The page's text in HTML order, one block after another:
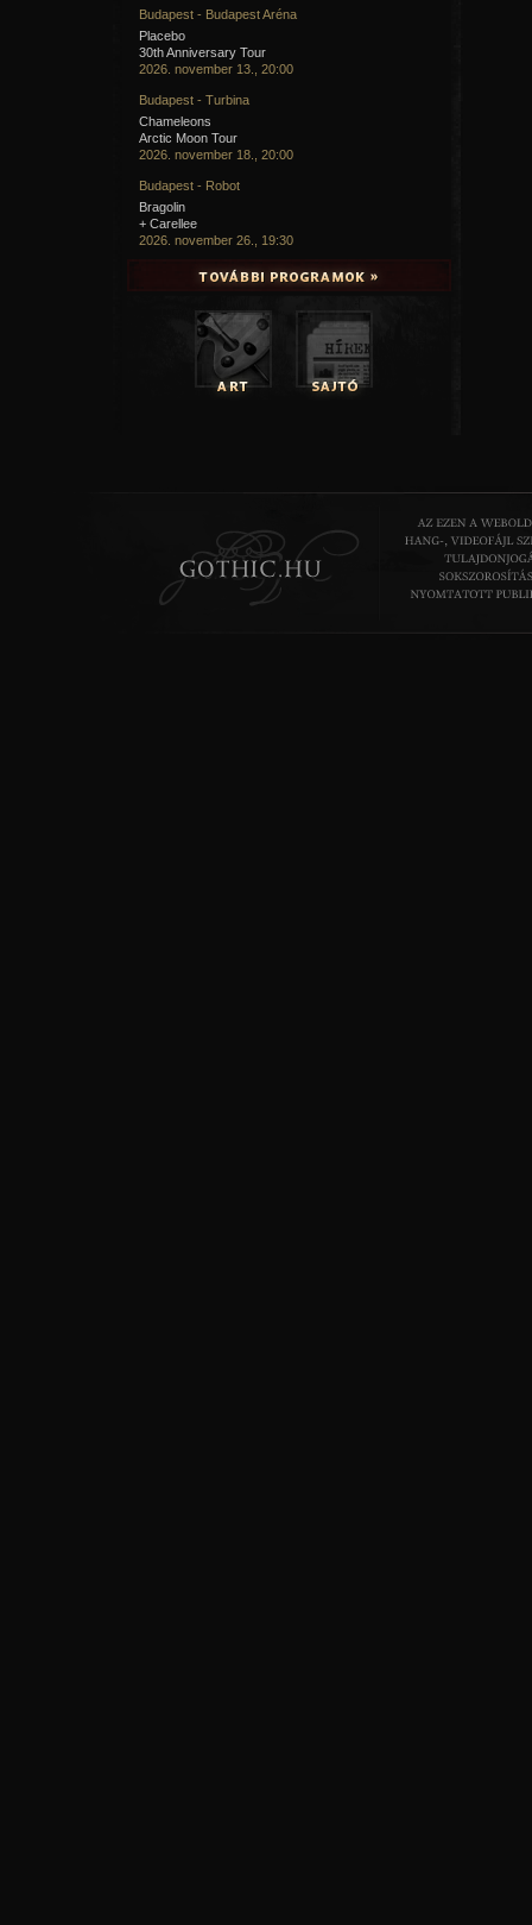
Budapest - Budapest Aréna
Placebo
30th Anniversary Tour
2026. november 13., 20:00
Budapest - Turbina
Chameleons
Arctic Moon Tour
2026. november 18., 20:00
Budapest - Robot
Bragolin
+ Carellee
2026. november 26., 19:30